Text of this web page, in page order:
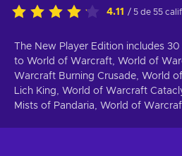
4.11 / 5 de 55
The New Player Edition includes
to World of Warcraft, World of
Warcraft Burning Crusade, World
Lich King, World of Warcraft
Mists of Pandaria, World of